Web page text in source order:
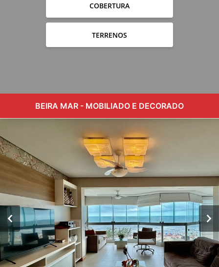
COBERTURA
TERRENOS
BEIRA MAR - MOBILIADO E DECORADO